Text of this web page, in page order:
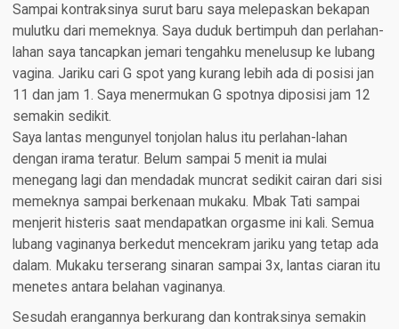
Sampai kontraksinya surut baru saya melepaskan bekapan
mulutku dari memeknya. Saya duduk bertimpuh dan perlahan-
lahan saya tancapkan jemari tengahku menelusup ke lubang
vagina. Jariku cari G spot yang kurang lebih ada di posisi jan
11 dan jam 1. Saya menermukan G spotnya diposisi jam 12
semakin sedikit.
Saya lantas mengunyel tonjolan halus itu perlahan-lahan
dengan irama teratur. Belum sampai 5 menit ia mulai
menegang lagi dan mendadak muncrat sedikit cairan dari sisi
memeknya sampai berkenaan mukaku. Mbak Tati sampai
menjerit histeris saat mendapatkan orgasme ini kali. Semua
lubang vaginanya berkedut mencekram jariku yang tetap ada
dalam. Mukaku terserang sinaran sampai 3x, lantas ciaran itu
menetes antara belahan vaginanya.
Sesudah erangannya berkurang dan kontraksinya semakin